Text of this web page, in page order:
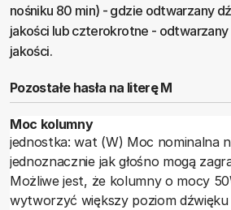
nośniku 80 min) - gdzie odtwarzany
jakości lub czterokrotne -
jakości.
Pozostałe hasła na literę M
Moc kolumny
jednostka: wat (W) Moc nominalna nie określa
jednoznacznie jak głośno mogą
Możliwe jest, że kolumny o mocy
wytworzyć większy poziom dźwięku